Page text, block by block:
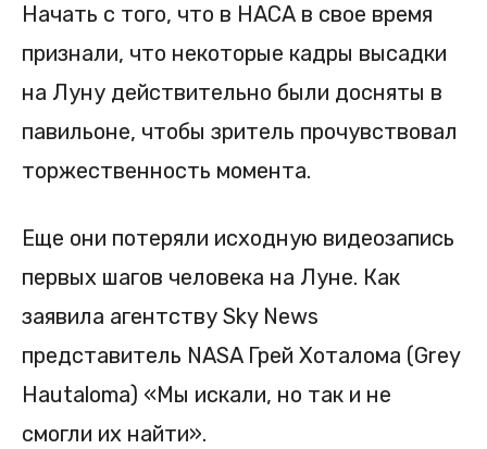
Начать с того, что в НАСА в свое время
признали, что некоторые кадры высадки
на Луну действительно были досняты в
павильоне, чтобы зритель прочувствовал
торжественность момента.
Еще они потеряли исходную видеозапись
первых шагов человека на Луне. Как
заявила агентству Sky News
представитель NASA Грей Хоталома (Grey
Hautaloma) «Мы искали, но так и не
смогли их найти».